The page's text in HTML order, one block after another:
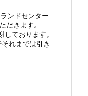
ンドセンター
だきます。
ております。
れまでは引き